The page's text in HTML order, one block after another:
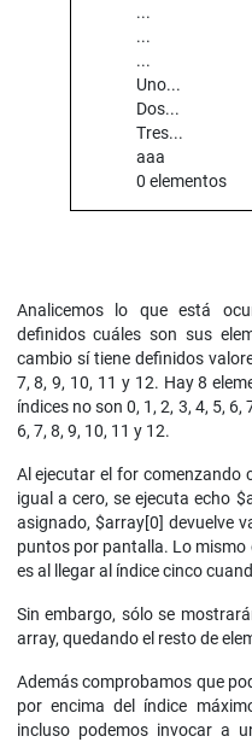
...
...
...
Uno...
Dos...
Tres...
aaa
0 elementos
Analicemos lo que está
definidos cuáles son sus
cambio sí tiene definidos
7, 8, 9, 10, 11 y 12. Hay 8
índices no son 0, 1, 2, 3, 4, 5,
6, 7, 8, 9, 10, 11 y 12.
Al ejecutar el for comenzando
igual a cero, se ejecuta echo
asignado, $array[0] devuelve
puntos por pantalla. Lo mismo
es al llegar al índice cinco
Sin embargo, sólo se
array, quedando el resto de
Además comprobamos que
por encima del índice
incluso podemos invocar a